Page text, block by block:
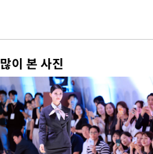
많이 본 사진